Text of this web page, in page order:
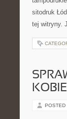
sitodruk
tej witryny.
POSTED